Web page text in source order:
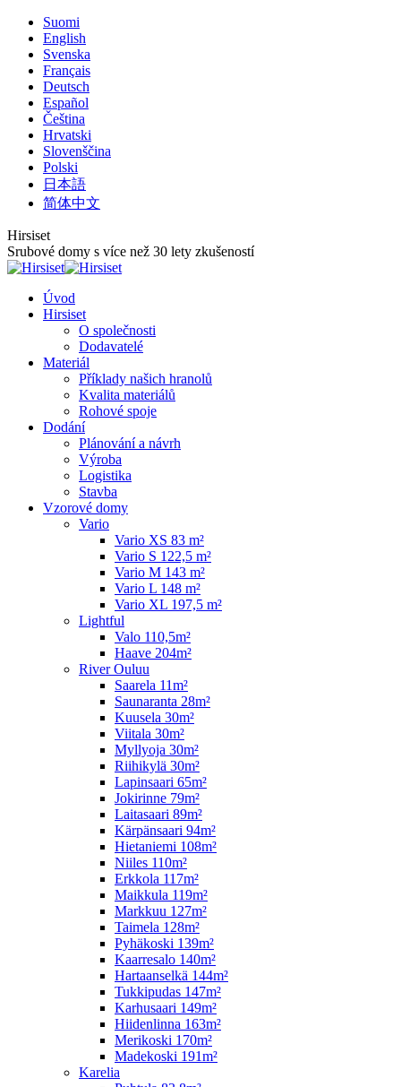
Skip
content
Suomi
English
Svenska
Français
Deutsch
Español
Čeština
Hrvatski
Slovenščina
Polski
日本語
简体中文
Hirsiset
Srubové domy s více než 30 lety zkušeností
Úvod
Hirsiset
O společnosti
Dodavatelé
Materiál
Příklady našich hranolů
Kvalita materiálů
Rohové spoje
Dodání
Plánování a návrh
Výroba
Logistika
Stavba
Vzorové domy
Vario
Vario XS 83 m²
Vario S 122,5 m²
Vario M 143 m²
Vario L 148 m²
Vario XL 197,5 m²
Lightful
Valo 110,5m²
Haave 204m²
River Ouluu
Saarela 11m²
Saunaranta 28m²
Kuusela 30m²
Viitala 30m²
Myllyoja 30m²
Riihikylä 30m²
Lapinsaari 65m²
Jokirinne 79m²
Laitasaari 89m²
Kärpänsaari 94m²
Hietaniemi 108m²
Niiles 110m²
Erkkola 117m²
Maikkula 119m²
Markkuu 127m²
Taimela 128m²
Pyhäkoski 139m²
Kaarresalo 140m²
Hartaanselkä 144m²
Tukkipudas 147m²
Karhusaari 149m²
Hiidenlinna 163m²
Merikoski 170m²
Madekoski 191m²
Karelia